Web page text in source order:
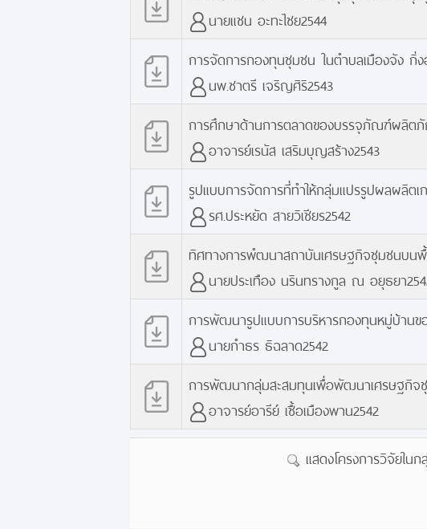
นายแชน อะทะไชย2544
การจัดการกองทุนชุมชน ในตำบลเมืองจัง กิ่
นพ.ชาตรี เจริญศิริ2543
การศึกษาด้านการตลาดของบรรจุภัณฑ์ผลิตภั
อาจารย์เรนัส เสริมบุญสร้าง2543
รูปแบบการจัดการที่ทำให้กลุ่มแปรรูปผลผลิตเ
รศ.ประหยัด สายวิเชียร2542
ทิศทางการพํฒนาสถาบันเศรษฐกิจชุมชนบน
นายประเทือง นรินทรางกูล ณ อยุธยา
การพัฒนารูปแบบการบริหารกองทุนหมู่บ้าน
นายกำธร ธิฉลาด2542
การพัฒนากลุ่มสะสมทุนเพื่อพัฒนาเศรษฐกิจ
อาจารย์อารีย์ เชื้อเมืองพาน2542
แสดงโครงการวิจัยใน